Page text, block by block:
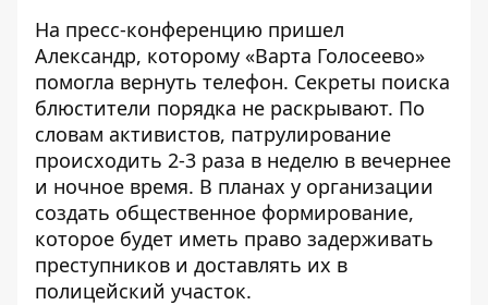
На пресс-конференцию пришел
Александр, которому «Варта Голосеево»
помогла вернуть телефон. Секреты поиска
блюстители порядка не раскрывают. По
словам активистов, патрулирование
происходить 2-3 раза в неделю в вечернее
и ночное время. В планах у организации
создать общественное формирование,
которое будет иметь право задерживать
преступников и доставлять их в
полицейский участок.